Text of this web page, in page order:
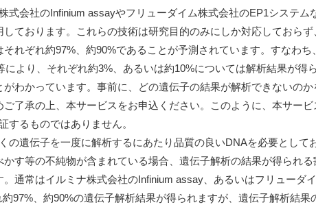
式会社のInfinium assayやフリューダイム株式会社のEP1システム
ております。これらの技術は研究目的のみにしか対応しておらず
れぞれ約97%、約90%であることが予測されています。すなわち、
より、それぞれ約3%、あるいは約10%については解析結果が得ら
わかっています。事前に、どの遺伝子の結果が解析できないのか
了承の上、本サービスをお申込ください。このように、本サービ
するものではありません。
の遺伝子を一度に解析するにあたり品質の良いDNAを必要として
す等の不純物が含まれている場合、遺伝子解析の結果が得られる
通常はイルミナ株式会社のInfinium assay、あるいはフリューダイ
97%、約90%の遺伝子解析結果が得られますが、遺伝子解析結果